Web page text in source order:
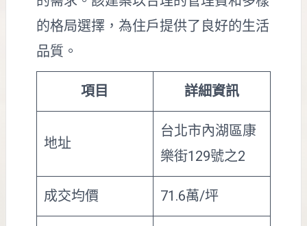
的格局選擇，為住戶提供了良好的生活
品質。
項目 詳細資訊
地址
台北市內湖區康
樂街129號之2
成交均價 71.6萬/坪